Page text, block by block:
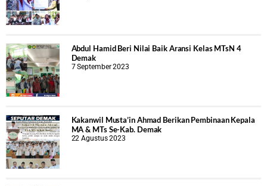
Abdul Hamid Beri Nilai Baik Aransi Kelas MTsN 4
Demak
7 September 2023
Kakanwil Musta’in Ahmad Berikan Pembinaan Kepala
MA & MTs Se-Kab. Demak
22 Agustus 2023